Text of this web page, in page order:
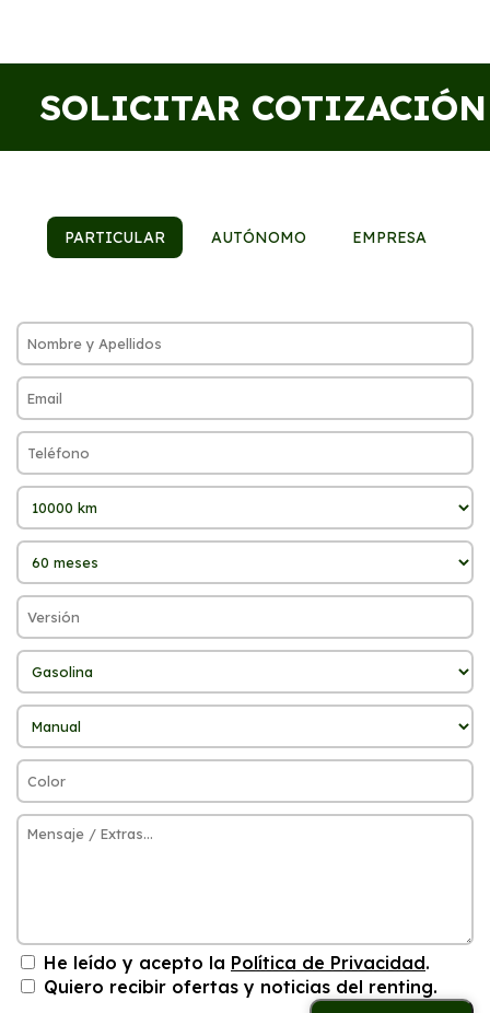
SOLICITAR COTIZACIÓN
PARTICULAR AUTÓNOMO EMPRESA
He leído y acepto la Política de Privacidad.
Quiero recibir ofertas y noticias del renting.